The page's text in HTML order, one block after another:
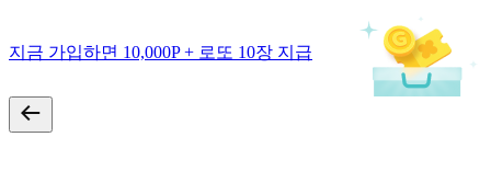
지금 가입하면 10,000P + 로또 10장 지급